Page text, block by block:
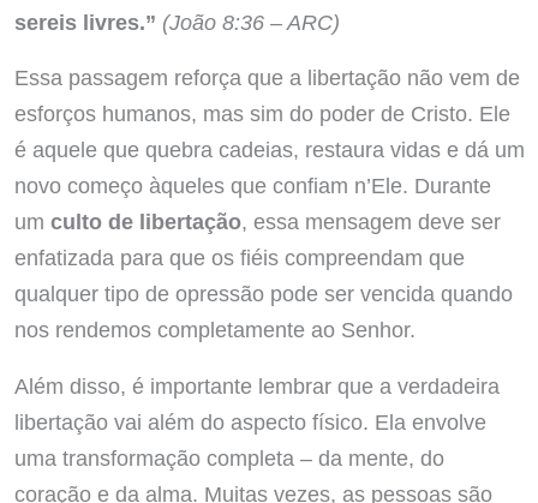
sereis livres.” (João 8:36 – ARC)
Essa passagem reforça que a libertação não vem de
esforços humanos, mas sim do poder de Cristo. Ele
é aquele que quebra cadeias, restaura vidas e dá um
novo começo àqueles que confiam n’Ele. Durante
um culto de libertação, essa mensagem deve ser
enfatizada para que os fiéis compreendam que
qualquer tipo de opressão pode ser vencida quando
nos rendemos completamente ao Senhor.
Além disso, é importante lembrar que a verdadeira
libertação vai além do aspecto físico. Ela envolve
uma transformação completa – da mente, do
coração e da alma. Muitas vezes, as pessoas são